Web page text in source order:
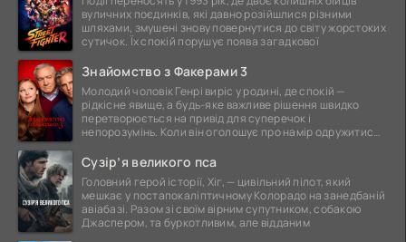
вуличних поєдинків, які давно розійшлися різними
шляхами, змушені знову повернутися до світу жорстоких
сутичок. Їх спокій порушує поява загадкової
Знайомство з Факерами 3
Молодий чоловік Генрі виріс у родині, де спокій —
рідкісне явище, а будь-яке важливе рішення швидко
перетворюється на привід для суперечок і
непорозумінь. Коли він оголошує про намір одружитися,
Сузір’я великого пса
Головний герой історії, Хіг, — цивільний пілот, який
мешкає у постапокаліптичному Колорадо на занедбаній
авіабазі. Разом зі своїм вірним супутником, собакою
Джаспером, та буркотливим, але відданим